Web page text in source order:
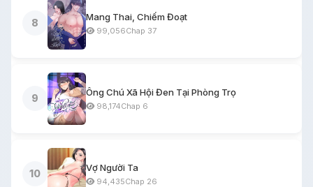
8
Mang Thai, Chiếm Đoạt
99,056Chap 37
9
Ông Chú Xã Hội Đen Tại Phòng Trọ
98,174Chap 6
10
Vợ Người Ta
94,435Chap 26